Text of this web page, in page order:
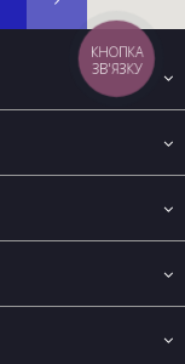
Набережная, 25А,
КНОПКА
ЗВ'ЯЗКУ